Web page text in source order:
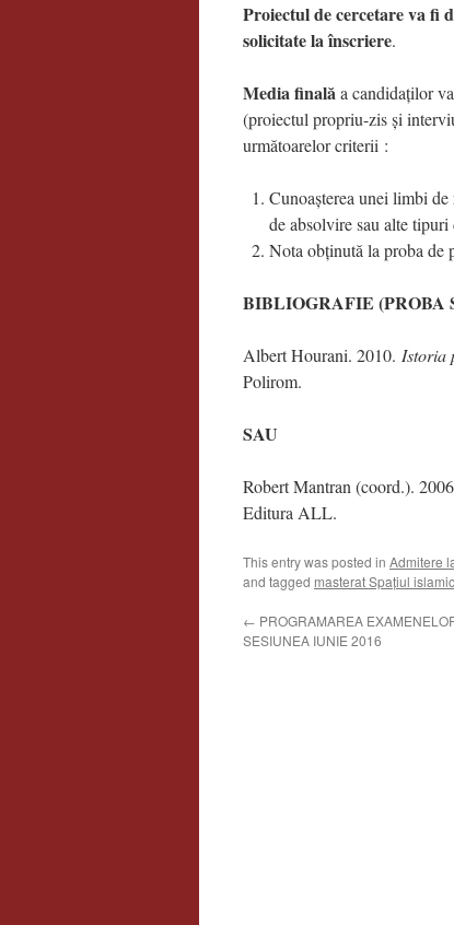
Proiectul de cercetare va fi
solicitate la înscriere.
Media finalăa candidaților
(proiectul propriu-zis și
următoarelor criterii :
Cunoașterea unei limbi
de absolvire sau alte
Nota obținută la proba de
BIBLIOGRAFIE (PROBA
Albert Hourani. 2010. Istoria
Polirom.
SAU
Robert Mantran (coord.).
Editura ALL.
This entry was posted in Admitere
and tagged masterat Spațiul
← PROGRAMAREA
SESIUNEA IUNIE 2016